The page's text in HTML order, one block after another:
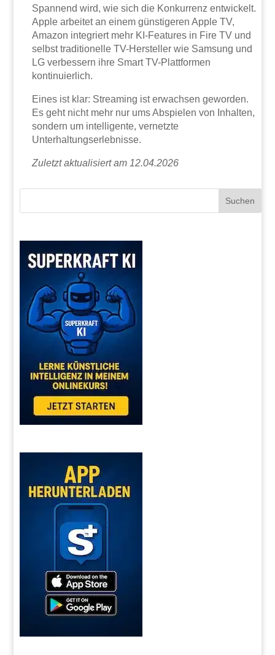
Spannend wird, wie sich die Konkurrenz entwickelt.
Apple arbeitet an einem günstigeren Apple TV,
Amazon integriert mehr KI-Features in Fire TV und
selbst traditionelle TV-Hersteller wie Samsung und
LG verbessern ihre Smart TV-Plattformen
kontinuierlich.
Eines ist klar: Streaming ist erwachsen geworden.
Es geht nicht mehr nur ums Abspielen von Inhalten,
sondern um intelligente, vernetzte
Unterhaltungserlebnisse.
Zuletzt aktualisiert am 12.04.2026